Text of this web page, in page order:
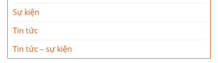
Sự kiện
Tin tức
Tin tức – sự kiện